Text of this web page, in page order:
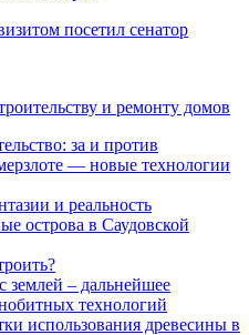
посетил сенатор
и ремонту домов
за и против
— новые технологии
и реальность
острова в Саудовской
землей – дальнейшее
технологий
использования древесины в